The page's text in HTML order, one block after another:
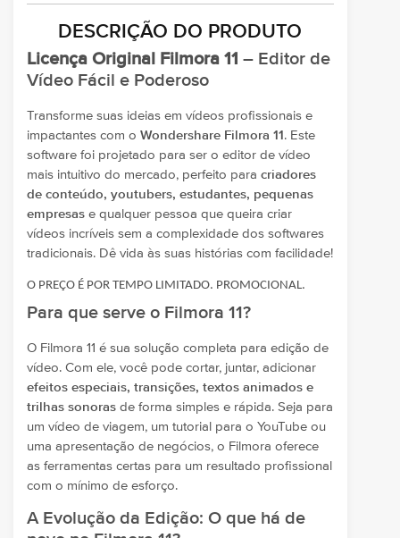
DESCRIÇÃO DO PRODUTO
Licença Original Filmora 11 – Editor de
Vídeo Fácil e Poderoso
Transforme suas ideias em vídeos profissionais e
impactantes com o Wondershare Filmora 11. Este
software foi projetado para ser o editor de vídeo
mais intuitivo do mercado, perfeito para criadores
de conteúdo, youtubers, estudantes, pequenas
empresas e qualquer pessoa que queira criar
vídeos incríveis sem a complexidade dos softwares
tradicionais. Dê vida às suas histórias com facilidade!
O PREÇO É POR TEMPO LIMITADO. PROMOCIONAL.
Para que serve o Filmora 11?
O Filmora 11 é sua solução completa para edição de
vídeo. Com ele, você pode cortar, juntar, adicionar
efeitos especiais, transições, textos animados e
trilhas sonoras de forma simples e rápida. Seja para
um vídeo de viagem, um tutorial para o YouTube ou
uma apresentação de negócios, o Filmora oferece
as ferramentas certas para um resultado profissional
com o mínimo de esforço.
A Evolução da Edição: O que há de